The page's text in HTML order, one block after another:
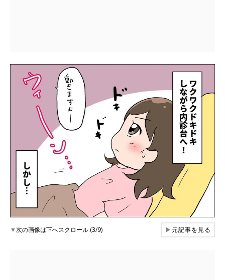
▼次の画像は下へスクロール (3/9) ▶元記事を見る